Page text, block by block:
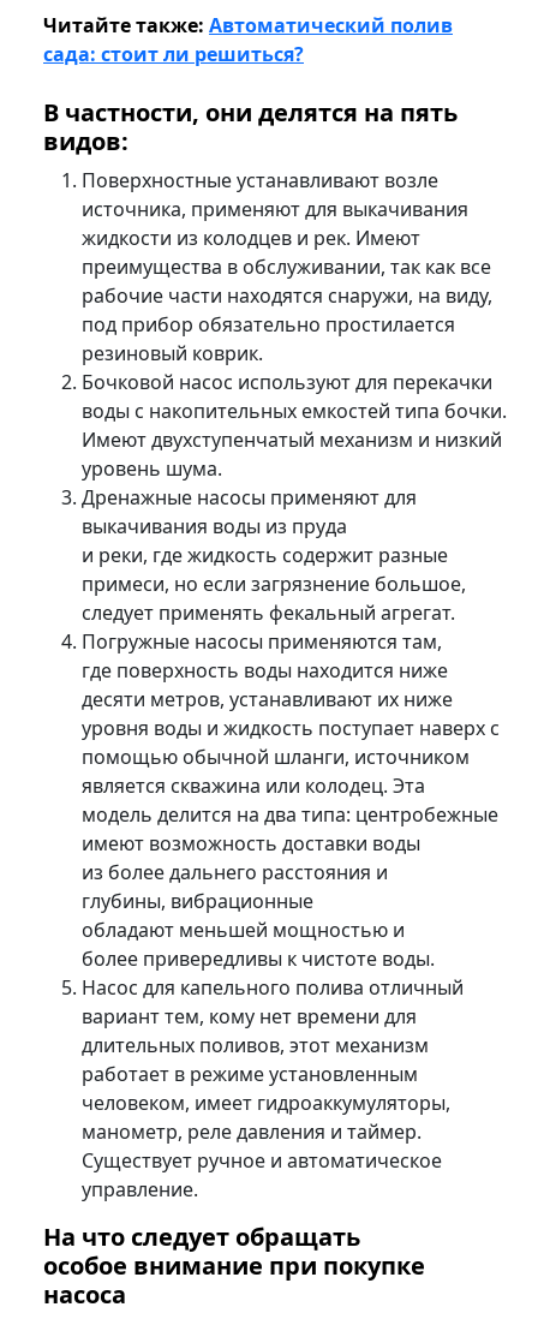
Читайте также: Автоматический полив
сада: стоит ли решиться?
В частности, они делятся на пять
видов:
Поверхностные устанавливают возле
источника, применяют для выкачивания
жидкости из колодцев и рек. Имеют
преимущества в обслуживании, так как все
рабочие части находятся снаружи, на виду,
под прибор обязательно простилается
резиновый коврик.
Бочковой насос используют для перекачки
воды с накопительных емкостей типа бочки.
Имеют двухступенчатый механизм и низкий
уровень шума.
Дренажные насосы применяют для
выкачивания воды из пруда
и реки, где жидкость содержит разные
примеси, но если загрязнение большое,
следует применять фекальный агрегат.
Погружные насосы применяются там,
где поверхность воды находится ниже
десяти метров, устанавливают их ниже
уровня воды и жидкость поступает наверх с
помощью обычной шланги, источником
является скважина или колодец. Эта
модель делится на два типа: центробежные
имеют возможность доставки воды
из более дальнего расстояния и
глубины, вибрационные
обладают меньшей мощностью и
более привередливы к чистоте воды.
Насос для капельного полива отличный
вариант тем, кому нет времени для
длительных поливов, этот механизм
работает в режиме установленным
человеком, имеет гидроаккумуляторы,
манометр, реле давления и таймер.
Существует ручное и автоматическое
управление.
На что следует обращать
особое внимание при покупке
насоса